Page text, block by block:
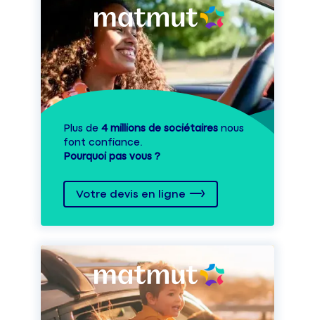
Plus de 4 millions de sociétaires nous
font confiance.
Pourquoi pas vous ?
Votre devis en ligne